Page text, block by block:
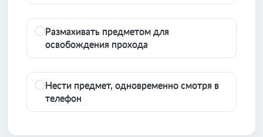
Размахивать предметом для
освобождения прохода
Нести предмет, одновременно смотря в
телефон